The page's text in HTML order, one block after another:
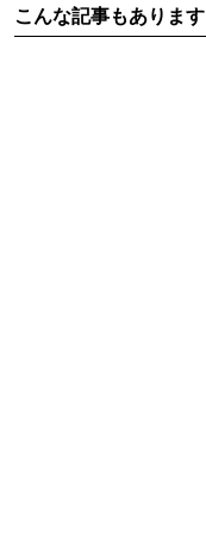
こんな記事もあります